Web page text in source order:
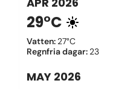
29°C
Vatten: 27°C
Regnfria dagar: 23
MAY 2026